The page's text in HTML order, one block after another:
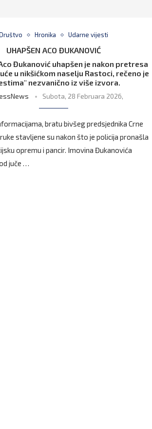
Hronika Udarne vijesti
UHAPŠEN ACO ĐUKANOVIĆ
Đukanović uhapšen je nakon pretresa
u nikšićkom naselju Rastoci, rečeno je
nezvanično iz više izvora.
Subota, 28 Februara 2026,
bratu bivšeg predsjednika Crne
stavljene su nakon što je policija pronašla
opremu i pancir. Imovina Đukanovića
juče …